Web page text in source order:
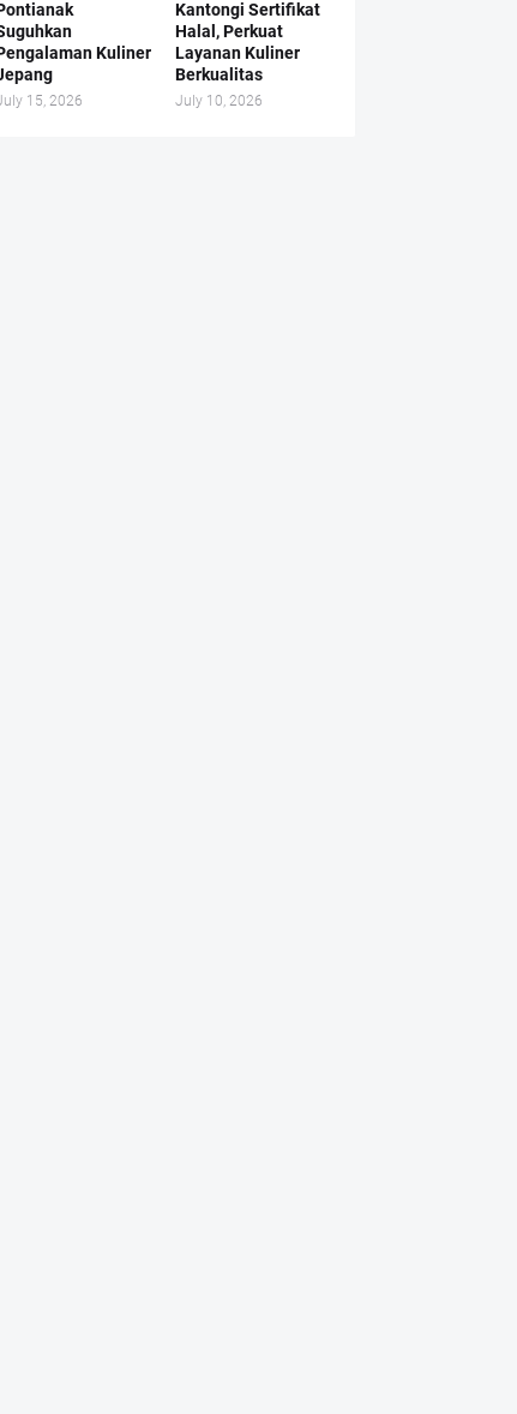
Kuliner
15, 2026
Kantongi Sertifikat
Halal, Perkuat
Layanan Kuliner
Berkualitas
July 10, 2026